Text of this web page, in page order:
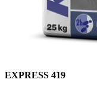
EXPRESS 419